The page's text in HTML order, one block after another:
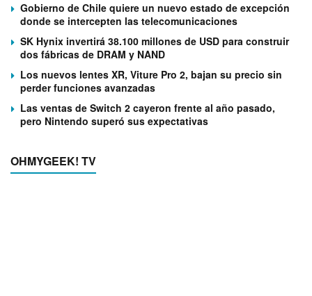
Gobierno de Chile quiere un nuevo estado de excepción
donde se intercepten las telecomunicaciones
SK Hynix invertirá 38.100 millones de USD para construir
dos fábricas de DRAM y NAND
Los nuevos lentes XR, Viture Pro 2, bajan su precio sin
perder funciones avanzadas
Las ventas de Switch 2 cayeron frente al año pasado,
pero Nintendo superó sus expectativas
OHMYGEEK! TV